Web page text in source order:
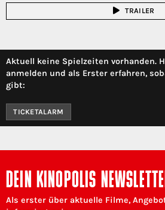
TRAILER
Aktuell keine Spielzeiten vorhanden.
anmelden und als Erster erfahren,
gibt:
TICKETALARM
DEIN KINOPOLIS
Als erster über aktuelle Filme,